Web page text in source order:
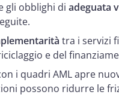
gli obblighi di adeguata
tra i servizi
e del
i quadri AML apre
possono ridurre le